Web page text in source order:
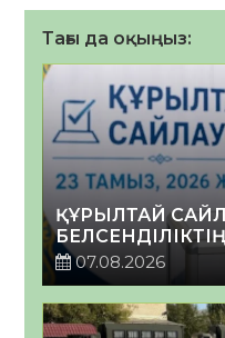
Тағы да оқыңыз:
ҚҰРЫЛТАЙ
БЕЛСЕНДІЛІКТІҢ
07.08.2026